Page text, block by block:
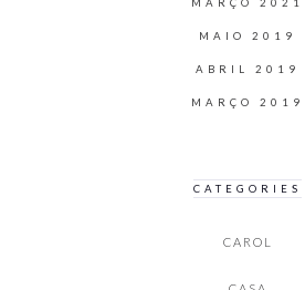
MARÇO 2021
MAIO 2019
ABRIL 2019
MARÇO 2019
CATEGORIES
CAROL